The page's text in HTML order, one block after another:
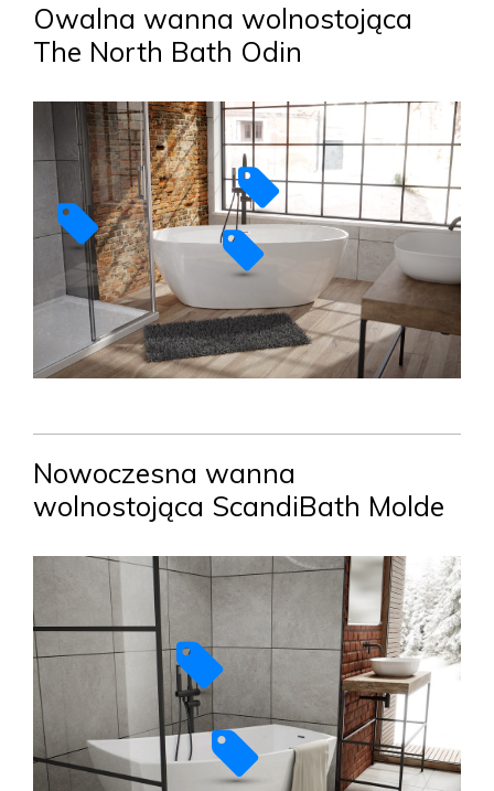
Owalna wanna wolnostojąca
The North Bath Odin
Nowoczesna wanna
wolnostojąca ScandiBath Molde